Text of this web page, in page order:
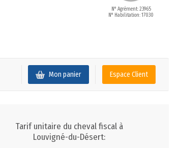
N° Agrément: 23965
N° Habilitation: 17030
Espace Client
Mon panier
Tarif unitaire du cheval fiscal à
Louvigné-du-Désert: